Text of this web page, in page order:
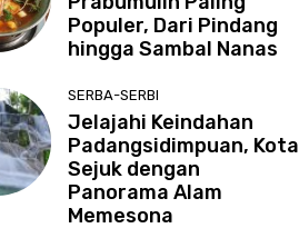
Populer, Dari Pindang
hingga Sambal Nanas
SERBA-SERBI
Jelajahi Keindahan
Padangsidimpuan, Kota
Sejuk dengan
Panorama Alam
Memesona